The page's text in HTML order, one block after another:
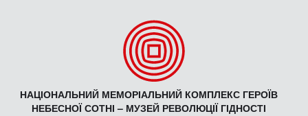
НАЦІОНАЛЬНИЙ МЕМОРІАЛЬНИЙ КОМПЛЕКС ГЕРОЇВ
НЕБЕСНОЇ СОТНІ – МУЗЕЙ РЕВОЛЮЦІЇ ГІДНОСТІ